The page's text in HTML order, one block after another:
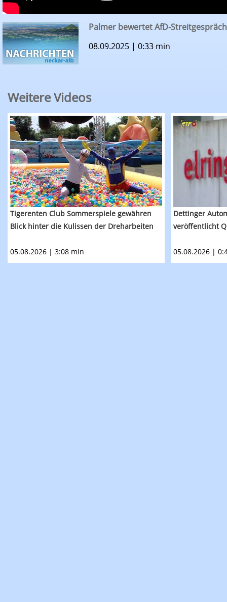
Palmer bewertet AfD-Streitgespräch
08.09.2025 | 0:33 min
Weitere Videos
RTF.1-Nachrichten: Tigerenten Club
Tigerenten Club Sommerspiele gewähren
Blick hinter die Kulissen der Dreharbeiten
05.08.2026 | 3:08 min
RTF.1-
Dettinger
veröffentlicht
05.08.2026 |